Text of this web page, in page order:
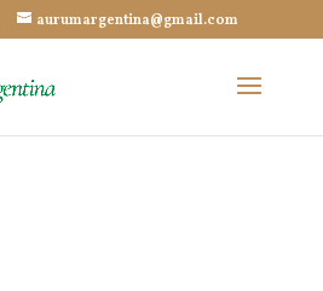
aurumargentina@gmail.com